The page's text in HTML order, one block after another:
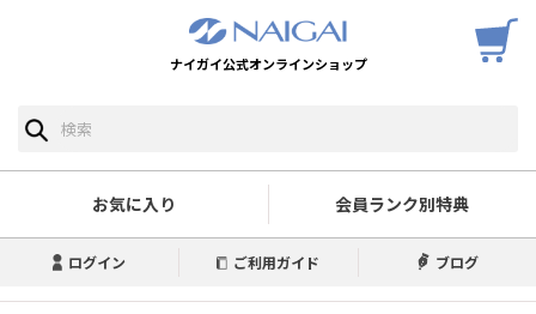
ナイガイ公式オンラインショップ
お気に入り 会員ランク別特典
ログイン ご利用ガイド ブログ
並び順
新着順
価格が高い順
優先度順